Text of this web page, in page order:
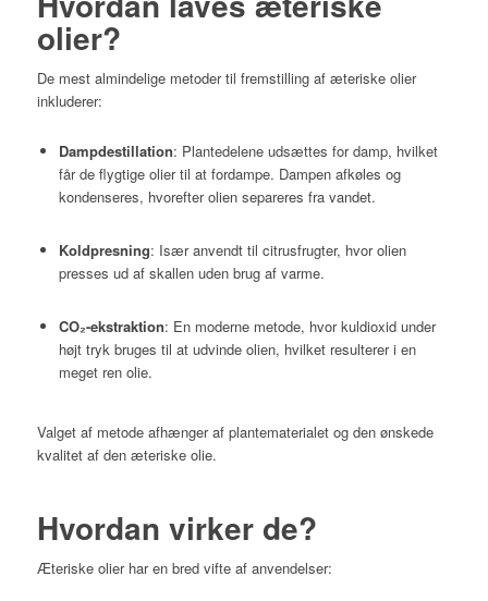
olier?
De mest almindelige metoder til fremstilling af æteriske olier
inkluderer:
Dampdestillation: Plantedelene udsættes for damp, hvilket
får de flygtige olier til at fordampe. Dampen afkøles og
kondenseres, hvorefter olien separeres fra vandet.
Koldpresning: Især anvendt til citrusfrugter, hvor olien
presses ud af skallen uden brug af varme.
CO₂-ekstraktion: En moderne metode, hvor kuldioxid under
højt tryk bruges til at udvinde olien, hvilket resulterer i en
meget ren olie.
Valget af metode afhænger af plantematerialet og den ønskede
kvalitet af den æteriske olie.
Hvordan virker de?
Æteriske olier har en bred vifte af anvendelser: